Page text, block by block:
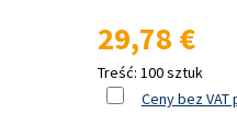
Cena regularna:
29,78 €
Treść: 100 sztuk
Ceny bez